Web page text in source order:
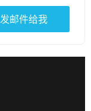
发邮件给我